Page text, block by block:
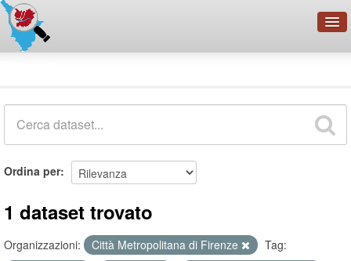
Organizzazioni
Ordina per
1 dataset trovato
Organizzazioni: Città Metropolitana di Firenze
Tag: